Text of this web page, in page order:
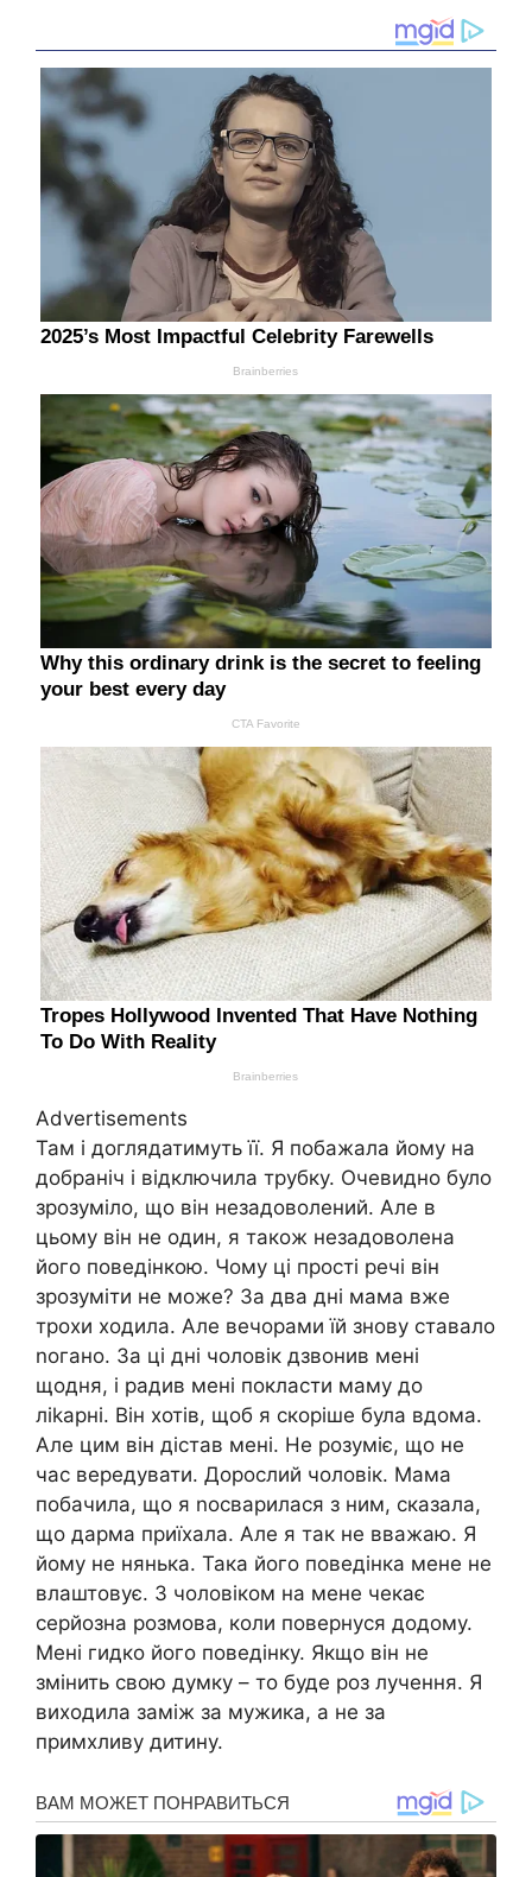
Advertisements
Там і доглядатимуть її. Я побажала йому на
добраніч і відключила трубку. Очевидно було
зрозуміло, що він незадоволений. Але в
цьому він не один, я також незадоволена
його поведінкою. Чому ці прості речі він
зрозуміти не може? За два дні мама вже
трохи ходила. Але вечорами їй знову ставало
nогано. За ці дні чоловік дзвонив мені
щодня, і радив мені покласти маму до
ліkарні. Він хотів, щоб я скоріше була вдома.
Але цим він дістав мені. Не розуміє, що не
час вередувати. Дорослий чоловік. Мама
побачила, що я nосварилася з ним, сказала,
що дарма приїхала. Але я так не вважаю. Я
йому не нянька. Така його поведінка мене не
влаштовує. З чоловіком на мене чекає
серйозна розмова, коли повернуся додому.
Мені гидко його поведінку. Якщо він не
змінить свою думку – то буде роз лучення. Я
виходила заміж за мужика, а не за
примхливу дитину.